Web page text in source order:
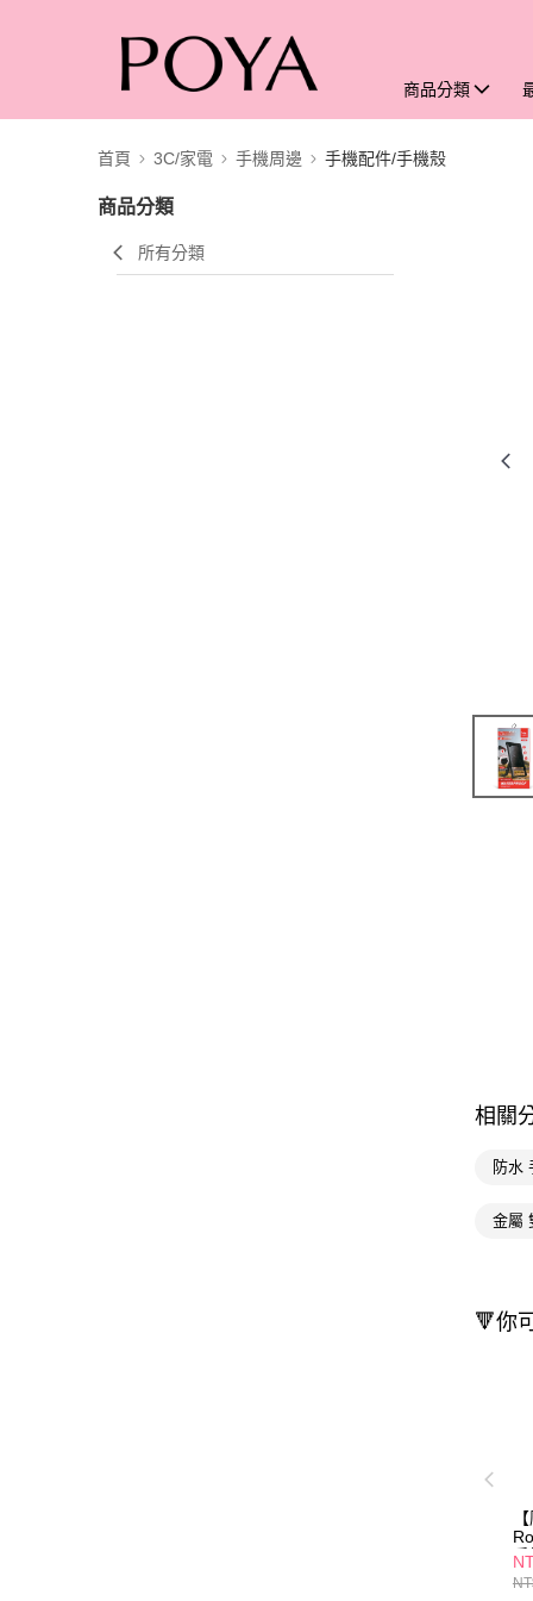
商品分類
首頁 3C/家電 手機周邊 手機配件/手機殼
商品分類
所有分類
相關
防水
金屬
🔻你